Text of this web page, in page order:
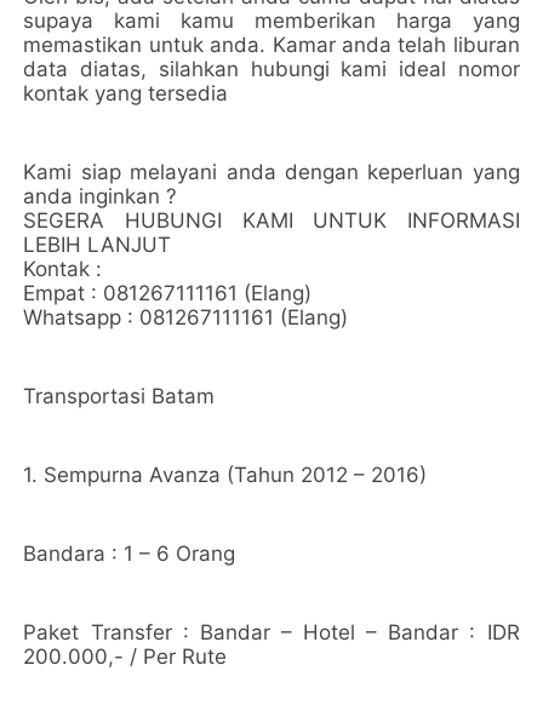
supaya kami kamu memberikan harga yang
memastikan untuk anda. Kamar anda telah liburan
data diatas, silahkan hubungi kami ideal nomor
kontak yang tersedia
Kami siap melayani anda dengan keperluan yang
anda inginkan ?
SEGERA HUBUNGI KAMI UNTUK INFORMASI
LEBIH LANJUT
Kontak :
Empat : 081267111161 (Elang)
Whatsapp : 081267111161 (Elang)
Transportasi Batam
1. Sempurna Avanza (Tahun 2012 – 2016)
Bandara : 1 – 6 Orang
Paket Transfer : Bandar – Hotel – Bandar : IDR
200.000,- / Per Rute